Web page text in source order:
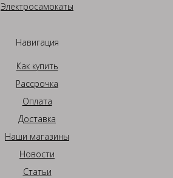
Электросамокаты
Навигация
Как купить
Рассрочка
Оплата
Доставка
Наши магазины
Новости
Статьи